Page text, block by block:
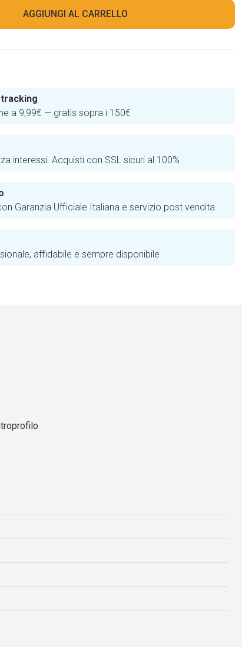
AGGIUNGI AL CARRELLO
a 9,99€ — gratis sopra i 150€
interessi. Acquisti con SSL sicuri al 100%
Garanzia Ufficiale Italiana e servizio post vendita
affidabile e sempre disponibile